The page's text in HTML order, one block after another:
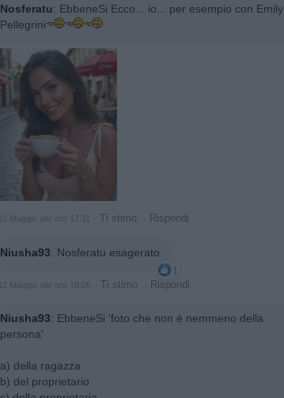
Nosferatu: EbbeneSi Ecco... io... per esempio con Emily
Pellegrini
12 Maggio alle ore 17:11 Ti stimo Rispondi
Niusha93: Nosferatu esagerato
1
12 Maggio alle ore 18:06 Ti stimo Rispondi
Niusha93: EbbeneSi 'foto che non è nemmeno della
persona'
a) della ragazza
b) del proprietario